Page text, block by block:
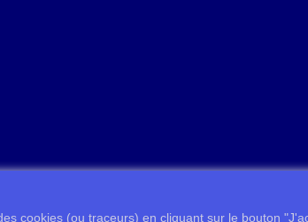
cookies (ou traceurs) en cliquant sur le bouton